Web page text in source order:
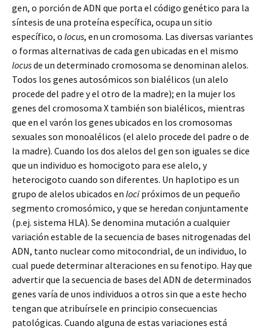
gen, o porción de ADN que porta el código genético para la
síntesis de una proteína específica, ocupa un sitio
específico, o locus, en un cromosoma. Las diversas variantes
o formas alternativas de cada gen ubicadas en el mismo
locusde un determinado cromosoma se denominan alelos.
Todos los genes autosómicos son bialélicos (un alelo
procede del padre y el otro de la madre); en la mujer los
genes del cromosoma X también son bialélicos, mientras
que en el varón los genes ubicados en los cromosomas
sexuales son monoalélicos (el alelo procede del padre o de
la madre). Cuando los dos alelos del gen son iguales se dice
que un individuo es homocigoto para ese alelo, y
heterocigoto cuando son diferentes. Un haplotipo es un
grupo de alelos ubicados en loci próximos de un pequeño
segmento cromosómico, y que se heredan conjuntamente
(p.ej. sistema HLA). Se denomina mutación a cualquier
variación estable de la secuencia de bases nitrogenadas del
ADN, tanto nuclear como mitocondrial, de un individuo, lo
cual puede determinar alteraciones en su fenotipo. Hay que
advertir que la secuencia de bases del ADN de determinados
genes varía de unos individuos a otros sin que a este hecho
tengan que atribuírsele en principio consecuencias
patológicas. Cuando alguna de estas variaciones está